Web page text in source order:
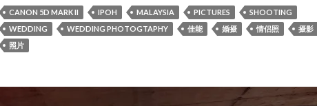
CANON 5D MARK II IPOH MALAYSIA PICTURES
SHOOTING
WEDDING
WEDDING PHOTOGTAPHY 佳能 婚摄 情侣照
摄影
照片